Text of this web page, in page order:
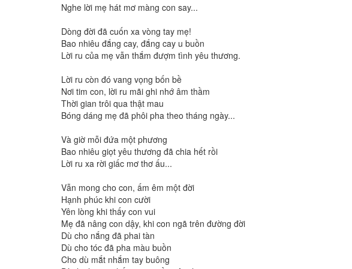
Nghe lời mẹ hát mơ màng con say...
Dòng đời đã cuốn xa vòng tay mẹ!
Bao nhiêu đắng cay, đắng cay u buồn
Lời ru của mẹ vẫn thắm đượm tình yêu thương.
Lời ru còn đó vang vọng bốn bề
Nơi tim con, lời ru mãi ghi nhớ âm thầm
Thời gian trôi qua thật mau
Bóng dáng mẹ đã phôi pha theo tháng ngày...
Và giờ mỗi đứa một phương
Bao nhiêu giọt yêu thương đã chia hết rồi
Lời ru xa rời giấc mơ thơ ấu...
Vẫn mong cho con, ấm êm một đời
Hạnh phúc khi con cười
Yên lòng khi thấy con vui
Mẹ đã nâng con dậy, khi con ngã trên đường đời
Dù cho nắng đã phai tàn
Dù cho tóc đã pha màu buồn
Cho dù mắt nhắm tay buông